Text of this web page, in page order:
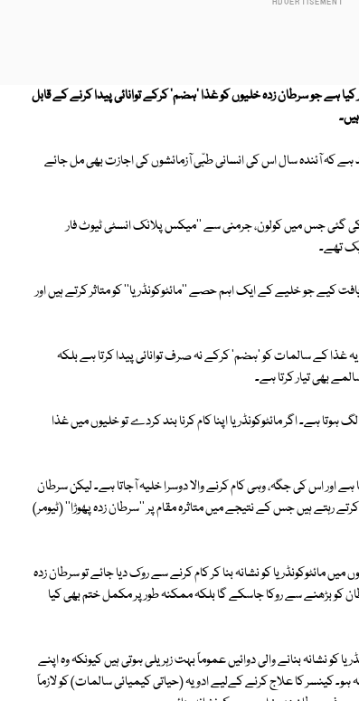
ہے جو سرطان زدہ خلیوں کو غذا 'ہضم' کرکے توانائی پیدا کرنے کے قابل
ہے کہ آئندہ سال اس کی انسانی طبّی آزمائشوں کی اجازت بھی مل جائے
گئی جس میں کولون، جرمنی سے ''میکس پلانک انسٹی ٹیوٹ فار
تھے۔
کیے جو خلیے کے ایک اہم حصے ''مائٹوکونڈریا'' کو متاثر کرتے ہیں اور
غذا کے سالمات کو 'ہضم' کرکے نہ صرف توانائی پیدا کرتا ہے بلکہ
بھی تیار کرتا ہے۔
ہوتا ہے۔ اگر مائٹوکونڈریا اپنا کام کرنا بند کردے تو خلیوں میں غذا
اس کی جگہ، وہی کام کرنے والا دوسرا خلیہ آجاتا ہے۔ لیکن سرطان
رہتے ہیں جس کے نتیجے میں متاثرہ مقام پر ''سرطان زدہ پھوڑا'' (ٹیومر)
مائٹوکونڈریا کو نشانہ بنا کر کام کرنے سے روک دیا جائے تو سرطان زدہ
کو بڑھنے سے روکا جاسکے گا بلکہ ممکنہ طور پر مکمل ختم بھی کیا
کو نشانہ بنانے والی دوائیں عموماً بہت زہریلی ہوتی ہیں کیونکہ وہ اپنے
ہو۔ کینسر کا علاج کرنے کےلیے ادویہ (حیاتی کیمیائی سالمات) کو لازماً